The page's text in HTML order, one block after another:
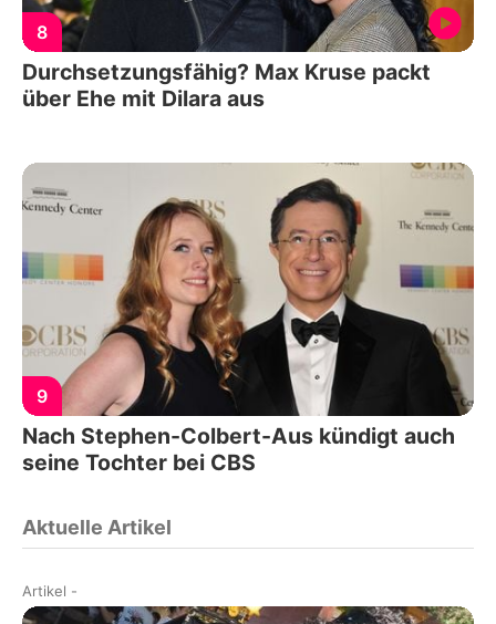
8
Durchsetzungsfähig? Max Kruse packt
über Ehe mit Dilara aus
9
Nach Stephen-Colbert-Aus kündigt auch
seine Tochter bei CBS
Aktuelle Artikel
Artikel -